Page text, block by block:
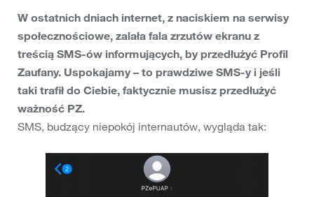
W ostatnich dniach internet, z naciskiem na serwisy
społecznościowe, zalała fala zrzutów ekranu z
treścią SMS-ów informujących, by przedłużyć Profil
Zaufany. Uspokajamy – to prawdziwe SMS-y i jeśli
taki trafił do Ciebie, faktycznie musisz przedłużyć
ważność PZ.
SMS, budzący niepokój internautów, wygląda tak: